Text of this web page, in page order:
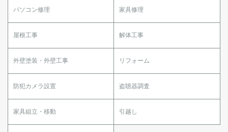
パソコン修理 家具修理
屋根工事 解体工事
外壁塗装・外壁工事 リフォーム
防犯カメラ設置 盗聴器調査
家具組立・移動 引越し